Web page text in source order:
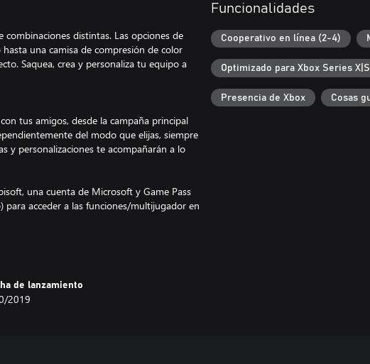
distintas. Las opciones de
una camisa de compresión de color
Saquea, crea y personaliza tu equipo a
tus amigos, desde la campaña principal
del modo que elijas, siempre
y personalizaciones te acompañarán a lo
una cuenta de Microsoft y Game Pass
acceder a las funciones/multijugador en
de lanzamiento
2019
Funcionalidades
Cooperativo en línea (2-4)
Optimizado para Xbox Series X|S
Presencia de Xbox Cosas